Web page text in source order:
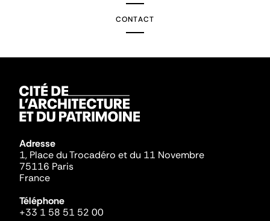
CONTACT
Adresse
1, Place du Trocadéro et du 11 Novembre
75116 Paris
France
Téléphone
+33 1 58 51 52 00